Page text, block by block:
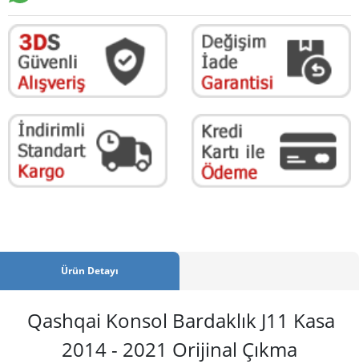
Ürün Detayı
Qashqai Konsol Bardaklık J11 Kasa
2014 - 2021 Orijinal Çıkma